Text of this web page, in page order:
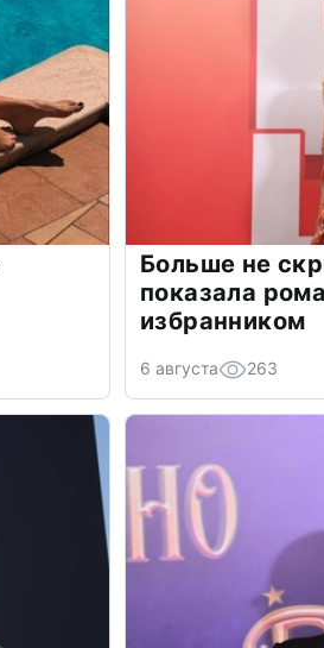
Больше не
показала
избранником
6 августа 263